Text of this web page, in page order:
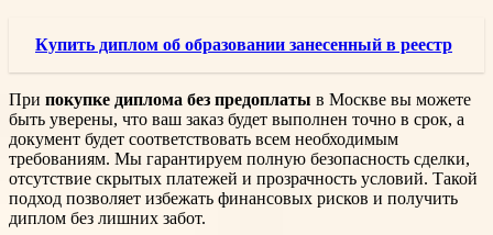
Купить диплом об образовании занесенный в реестр
При покупке диплома без предоплаты в Москве вы можете
быть уверены, что ваш заказ будет выполнен точно в срок, а
документ будет соответствовать всем необходимым
требованиям. Мы гарантируем полную безопасность сделки,
отсутствие скрытых платежей и прозрачность условий. Такой
подход позволяет избежать финансовых рисков и получить
диплом без лишних забот.